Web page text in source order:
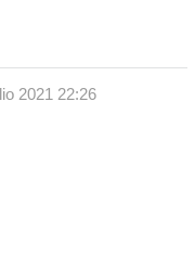
2021 22:26